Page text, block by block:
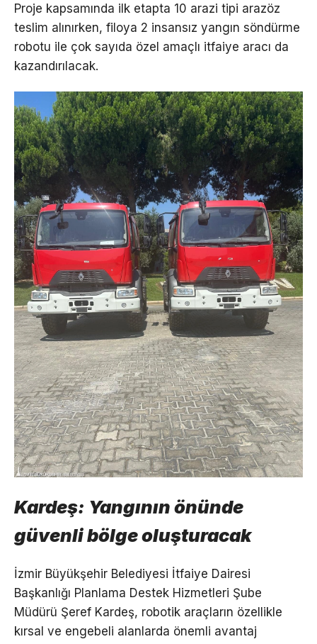
Proje kapsamında ilk etapta 10 arazi tipi arazöz
teslim alınırken, filoya 2 insansız yangın söndürme
robotu ile çok sayıda özel amaçlı itfaiye aracı da
kazandırılacak.
Kardeş: Yangının önünde
güvenli bölge oluşturacak
İzmir Büyükşehir Belediyesi İtfaiye Dairesi
Başkanlığı Planlama Destek Hizmetleri Şube
Müdürü Şeref Kardeş, robotik araçların özellikle
kırsal ve engebeli alanlarda önemli avantaj